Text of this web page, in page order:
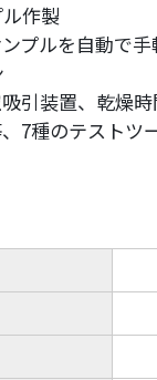
作製
プルを自動で
引装置、乾燥
7種のテストツ